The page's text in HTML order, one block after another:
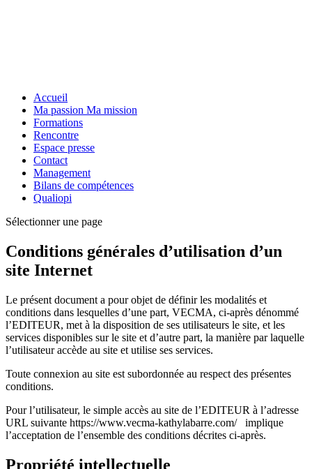
Accueil
Ma passion Ma mission
Formations
Rencontre
Espace presse
Contact
Management
Bilans de compétences
Qualiopi
Sélectionner une page
Conditions générales d’utilisation d’un
site Internet
Le présent document a pour objet de définir les modalités et
conditions dans lesquelles d’une part, VECMA, ci-après dénommé
l’EDITEUR, met à la disposition de ses utilisateurs le site, et les
services disponibles sur le site et d’autre part, la manière par laquelle
l’utilisateur accède au site et utilise ses services.
Toute connexion au site est subordonnée au respect des présentes
conditions.
Pour l’utilisateur, le simple accès au site de l’EDITEUR à l’adresse
URL suivante https://www.vecma-kathylabarre.com/ implique
l’acceptation de l’ensemble des conditions décrites ci-après.
Propriété intellectuelle